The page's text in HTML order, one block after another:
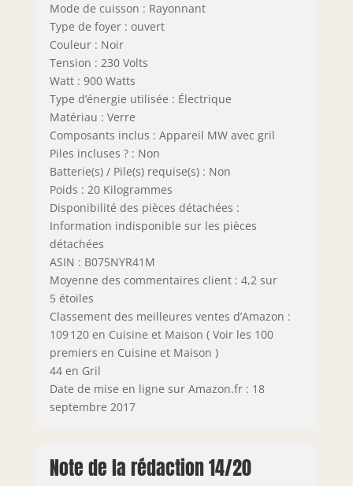
Mode de cuisson : Rayonnant
Type de foyer : ouvert
Couleur : Noir
Tension : 230 Volts
Watt : 900 Watts
Type d’énergie utilisée : Électrique
Matériau : Verre
Composants inclus : Appareil MW avec gril
Piles incluses ? : Non
Batterie(s) / Pile(s) requise(s) : Non
Poids : 20 Kilogrammes
Disponibilité des pièces détachées :
Information indisponible sur les pièces
détachées
ASIN : B075NYR41M
Moyenne des commentaires client : 4,2 sur
5 étoiles
Classement des meilleures ventes d’Amazon :
109 120 en Cuisine et Maison ( Voir les 100
premiers en Cuisine et Maison )
44 en Gril
Date de mise en ligne sur Amazon.fr : 18
septembre 2017
Note de la rédaction 14/20